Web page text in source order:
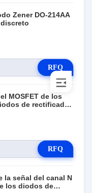
Zener DO-214AA
RFQ
MOSFET de los
de rectificador
RFQ
la señal del canal N
los diodos de